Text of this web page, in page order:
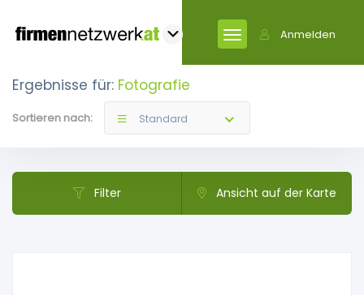
Anmelden
Ergebnisse für: Fotografie
Sortieren nach: Standard
Filter Ansicht auf der Karte